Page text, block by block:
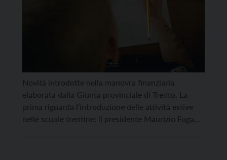
Novità introdotte nella manovra finanziaria
elaborata dalla Giunta provinciale di Trento. La
prima riguarda l’introduzione delle attività estive
nelle scuole trentine: il presidente Maurizio Fugatti